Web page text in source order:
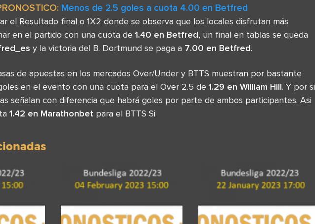
Menos de 2.5 goles a cuota 4.00 en Betfred
el Resultado final o 1X2 donde se observa que los locales disfrutan más
en el partido con una cuota de 1.40 en Betfred, un final en tablas se queda
y la victoria del B. Dortmund se paga a 7.00 en Betfred.
de apuestas en los mercados Over/Under y BTTS muestran por bastante
en el evento con una cuota para el Over 2.5 de 1.29 en William Hill. Y por si
señalan con diferencia que habrá goles por parte de ambos participantes. Asi
1.42 en Marathonbet para el BTTS Si.